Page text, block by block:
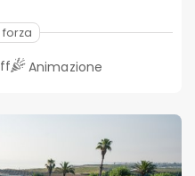
forza
Animazione